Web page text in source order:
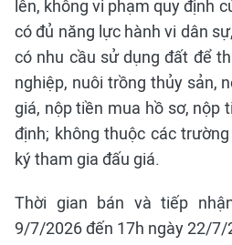
lên, không vi phạm quy định
có đủ năng lực hành vi dân
có nhu cầu sử dụng đất để
nghiệp, nuôi trồng thủy sản,
giá, nộp tiền mua hồ sơ, nộp
định; không thuộc các
ký tham gia đấu giá.
Thời gian bán và tiếp
9/7/2026 đến 17h ngày 22/7/